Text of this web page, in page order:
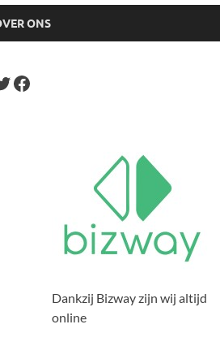
ONS
Dankzij Bizway zijn wij altijd
online